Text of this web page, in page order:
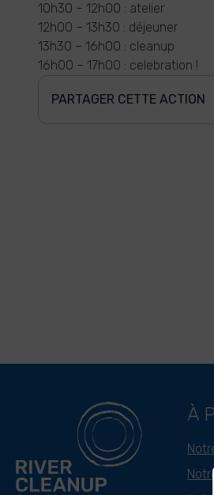
10h30 – 12h00 : atelier
12h00 – 13h30 : déjeuner
13h30 – 16h00 : cleanup
16h00 – 17h00 : celebration !
PARTAGER CETTE ACTION
À